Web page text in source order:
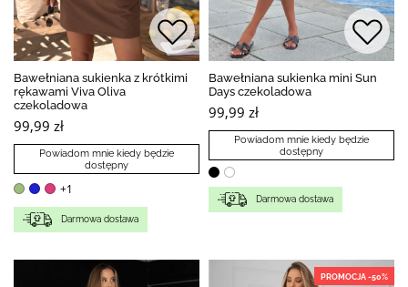
Bawełniana sukienka z krótkimi
rękawami Viva Oliva
czekoladowa
99,99 zł
Powiadom mnie kiedy będzie
dostępny
+1
Darmowa dostawa
Bawełniana sukienka mini Sun
Days czekoladowa
99,99 zł
Powiadom mnie kiedy będzie
dostępny
Darmowa dostawa
PROMOCJA -50%